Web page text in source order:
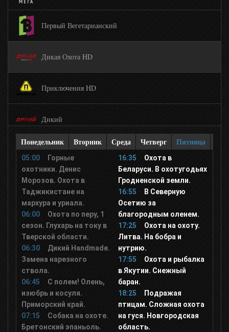
Первый Вегетарианский
Дикая Охота HD
Приключения HD
Дикий
Доктор
Моя Стихия
Бобёр
Кухня ТВ
Охота и рыбалка
Galaxy TV
Понедельник Вторник Среда Четверг Пятница
05:00
Горные
охотники. Денис
Морозов. Охота в
Таджикистане на
мархура и уриала.
06:00
Охота по перу, 1
сезон. Глухарь на току в
Тверской области.
06:30
Дикий Handmade.
Замена нарезного
ствола.
06:45
С полем! Олень,
изюбрь и косуля.
Приморский край.
07:15
Собака на охоте.
Бретонский эпаньоль.
16:35
Охота в
Беларуси. В охотугодьях
Гродненской земли.
16:55
В Северную
Осетию за
благородным оленем.
17:25
Охота на охоту.
Литва. На бобра и
нутрию.
17:55
Охота и рыбалка
в Якутии. Снежный
баран.
18:25
Подражая
птицам. Сложная охота
на гуся. Новгородская
область.